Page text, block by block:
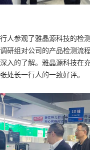
人参观了雅晶源科技的检
研组对公司的产品检测流
入的了解。雅晶源科技在
处长一行人的一致好评。